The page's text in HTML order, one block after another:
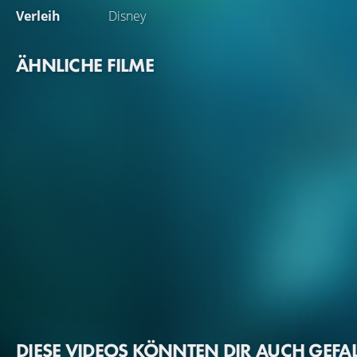
Verleih Disney
ÄHNLICHE FILME
DIESE VIDEOS KÖNNTEN DIR AUCH